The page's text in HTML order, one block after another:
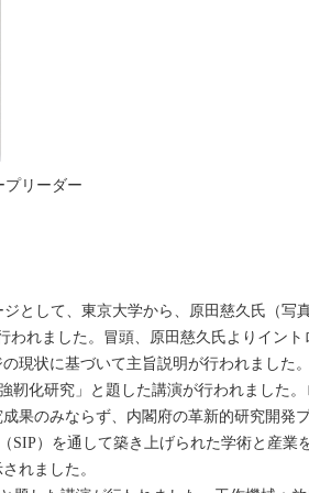
リーダー
して、東京大学から、原田慈久氏（写
われました。冒頭、原田慈久氏よりイント
現状に基づいて主旨説明が行われました。
化研究」と題した講演が行われました。
果のみならず、内閣府の革新的研究開発
SIP）を通して築き上げられた学術と産業
れました。